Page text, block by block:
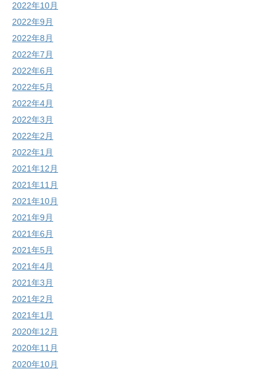
2022年10月
2022年9月
2022年8月
2022年7月
2022年6月
2022年5月
2022年4月
2022年3月
2022年2月
2022年1月
2021年12月
2021年11月
2021年10月
2021年9月
2021年6月
2021年5月
2021年4月
2021年3月
2021年2月
2021年1月
2020年12月
2020年11月
2020年10月